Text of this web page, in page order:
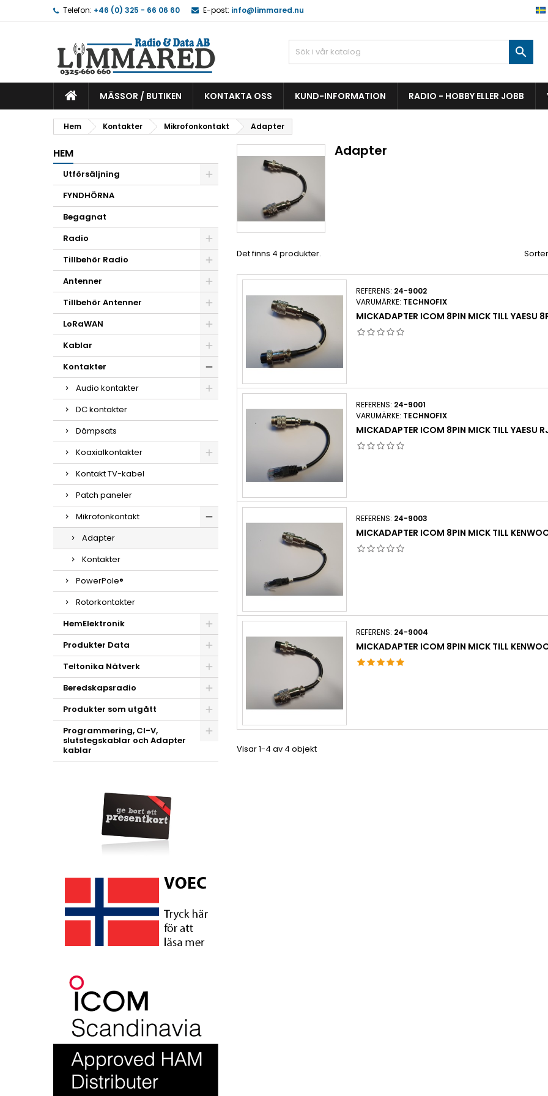
Telefon: +46 (0) 325 - 66 06 60 E-post: info@limmared.nu

MÄSSOR / BUTIKEN KONTAKTA OSS KUND-INFORMATION RADIO - HOBBY ELLER JOBB
Hem Kontakter Mikrofonkontakt Adapter
HEM
Utförsäljning
FYNDHÖRNA
Begagnat
Radio
Tillbehör Radio
Antenner
Tillbehör Antenner
LoRaWAN
Kablar
Kontakter
Audio kontakter
DC kontakter
Dämpsats
Koaxialkontakter
Kontakt TV-kabel
Patch paneler
Mikrofonkontakt
Adapter
Kontakter
PowerPole®
Rotorkontakter
HemElektronik
Produkter Data
Teltonika Nätverk
Beredskapsradio
Produkter som utgått
Programmering, CI-V,
slutstegskablar och Adapter
kablar
Adapter
Det finns 4 produkter.
REFERENS: 24-9002
VARUMÄRKE: TECHNOFIX
MICKADAPTER ICOM 8PIN MICK TILL YAESU
REFERENS: 24-9001
VARUMÄRKE: TECHNOFIX
MICKADAPTER ICOM 8PIN MICK TILL YAESU
REFERENS: 24-9003
MICKADAPTER ICOM 8PIN MICK TILL
REFERENS: 24-9004
MICKADAPTER ICOM 8PIN MICK TILL
Visar 1-4 av 4 objekt